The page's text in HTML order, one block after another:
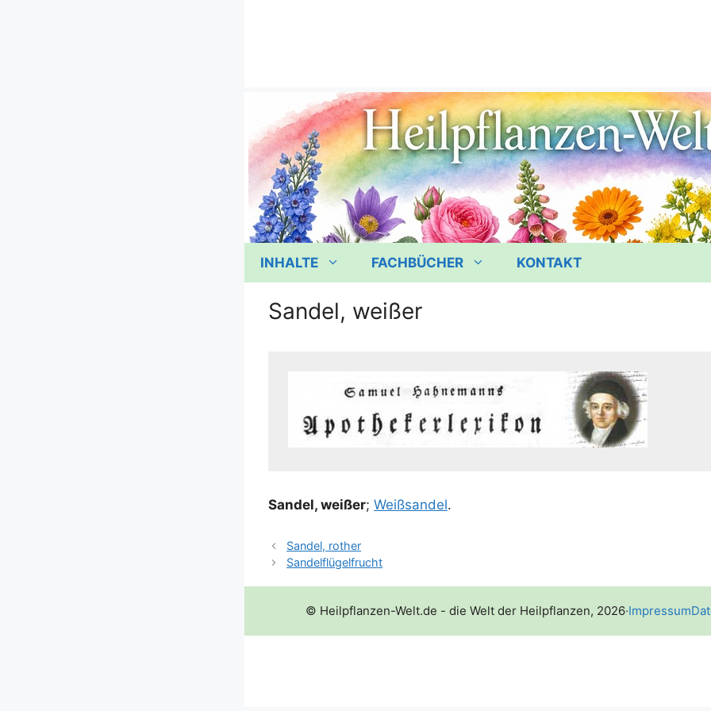
INHALTE FACHBÜCHER KONTAKT
Sandel, weißer
San­del, wei­ßer; Weiß­san­del.
Sandel, rother
Sandelflügelfrucht
© Heilpflanzen-Welt.de - die Welt der Heilpflanzen, 2026·Impressum